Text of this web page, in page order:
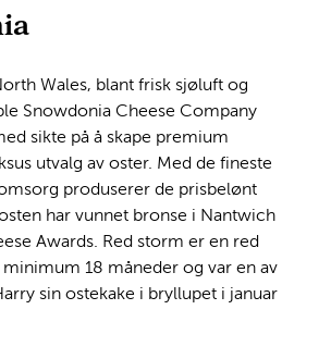
Wales, blant frisk sjøluft og
Snowdonia Cheese Company
sikte på å skape premium
utvalg av oster. Med de fineste
produserer de prisbelønt
har vunnet bronse i Nantwich
Awards. Red storm er en red
18 måneder og var en av
sin ostekake i bryllupet i januar